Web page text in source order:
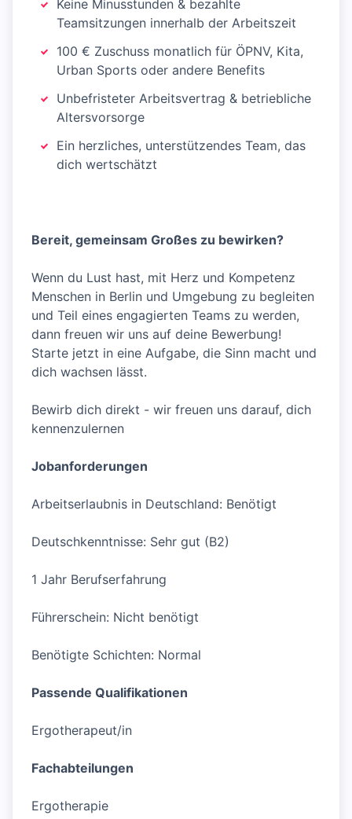
Keine Minusstunden & bezahlte
Teamsitzungen innerhalb der Arbeitszeit
100 € Zuschuss monatlich für ÖPNV, Kita,
Urban Sports oder andere Benefits
Unbefristeter Arbeitsvertrag & betriebliche
Altersvorsorge
Ein herzliches, unterstützendes Team, das
dich wertschätzt
Bereit, gemeinsam Großes zu bewirken?
Wenn du Lust hast, mit Herz und Kompetenz
Menschen in Berlin und Umgebung zu begleiten
und Teil eines engagierten Teams zu werden,
dann freuen wir uns auf deine Bewerbung!
Starte jetzt in eine Aufgabe, die Sinn macht und
dich wachsen lässt.
Bewirb dich direkt - wir freuen uns darauf, dich
kennenzulernen
Jobanforderungen
Arbeitserlaubnis in Deutschland: Benötigt
Deutschkenntnisse: Sehr gut (B2)
1 Jahr Berufserfahrung
Führerschein: Nicht benötigt
Benötigte Schichten: Normal
Passende Qualifikationen
Ergotherapeut/in
Fachabteilungen
Ergotherapie